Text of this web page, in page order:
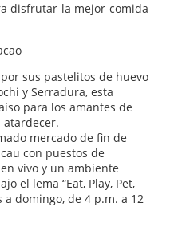
disfrutar la mejor comida
por sus pastelitos de huevo
y Serradura, esta
para los amantes de
atardecer.
mercado de fin de
con puestos de
vivo y un ambiente
el lema “Eat, Play, Pet,
a domingo, de 4 p.m. a 12